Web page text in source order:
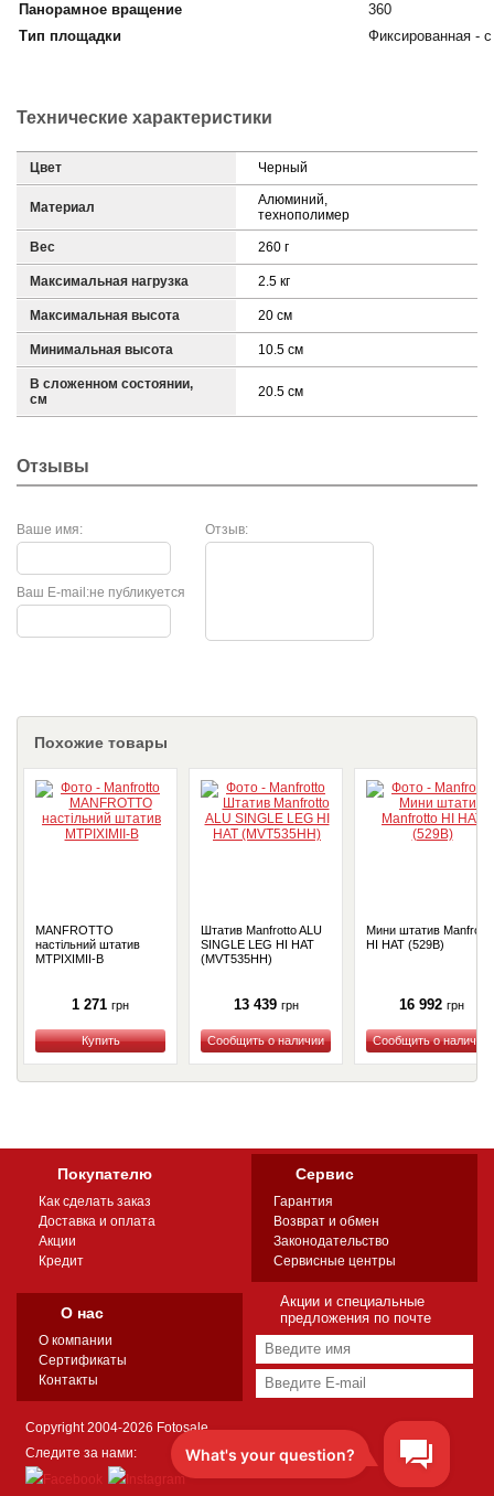
Панорамное вращение
360
Тип площадки
Фиксированная -
Технические характеристики
Цвет Черный
Материал
Алюминий,
технополимер
Вес 260 г
Максимальная нагрузка 2.5 кг
Максимальная высота 20 см
Минимальная высота 10.5 см
В сложенном состоянии,
см
20.5 см
Отзывы
Ваше имя: Отзыв:
не публикуется
Ваш E-mail:
Похожие товары
MANFROTTO
настільний штатив
MTPIXIMII-B
1 271 грн
Купить
Штатив Manfrotto ALU
SINGLE LEG HI HAT
(MVT535HH)
13 439 грн
Купить
Мини штатив Manfrotto
HI HAT (529B)
16 992 грн
Купить
Покупателю
Как сделать заказ
Доставка и оплата
Акции
Кредит
Сервис
Гарантия
Возврат и обмен
Законодательство
Сервисные центры
О нас
О компании
Сертификаты
Контакты
Акции и специальные
предложения по почте
Copyright 2004-2026 Fotosale
Следите за нами: